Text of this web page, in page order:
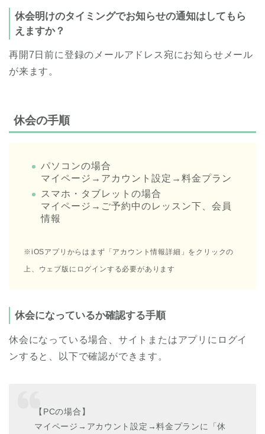
休会明けのタイミングでお知らせの通知はしてもら
えますか？
再開7日前に登録のメールアドレス宛にお知らせメール
が来ます。
休会の手順
パソコンの場合
マイページ→アカウント設定→料金プラン
スマホ・タブレットの場合
マイページ→ご予約中のレッスン下、会員
情報
※iOSアプリからはまず「アカウント情報詳細」をクリックの
上、ウェブ版に ログインする必要があります
休会になっているか確認する手順
休会になっている場合、サイトまたはアプリにログイ
ンすると、以下で確認ができます。
【PCの場合】
マイページ→アカウント設定→料金プランに「休